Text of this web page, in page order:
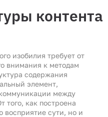
контента
изобилия требует от
внимания к методам
содержания
элемент,
между
того, как построена
восприятие сути, но и